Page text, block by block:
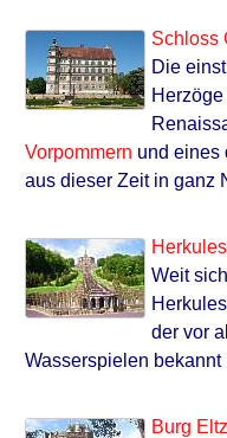
Schloss
Die
Vorpommern und eines
aus dieser Zeit in ganz
Weit
der vor
Wasserspielen bekannt
Burg Eltz